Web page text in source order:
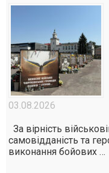
03.08.2026
За вірність
самовідданість та
виконання бойових …